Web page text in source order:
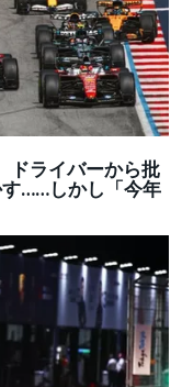
ドライバーから批
す……しかし「今年